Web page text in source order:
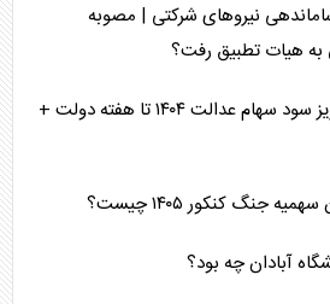
نیرو‌های شرکتی | مصوبه
به هیات تطبیق رفت؟
سهامداران بخوانند/ واریز سود سهام عدالت ۱۴۰۴ تا هفته دولت +
جنگ کنکور ۱۴۰۵ چیست؟
آبادان چه بود؟